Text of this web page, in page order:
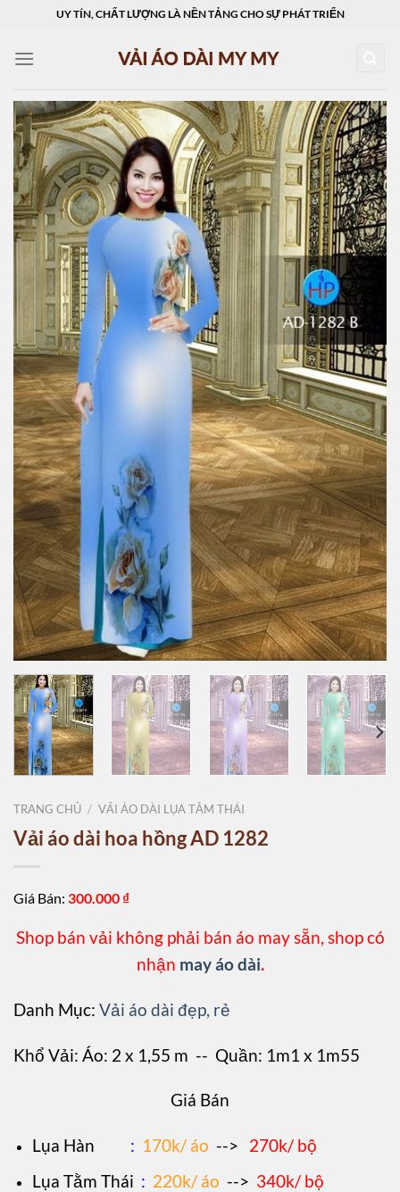
content
UY TÍN, CHẤT LƯỢNG LÀ NỀN TẢNG CHO SỰ PHÁT TRIỂN
TRANG CHỦ / VẢI ÁO DÀI LỤA TẰM THÁI
Vải áo dài hoa hồng AD 1282
Giá Bán: 300.000 ₫
Shop bán vải không phải bán áo may sẵn, shop có
nhận may áo dài.
Danh Mục: Vải áo dài đẹp, rẻ
Khổ Vải: Áo: 2 x 1,55 m -- Quần: 1m1 x 1m55
Giá Bán
Lụa Hàn : 170k/ áo --> 270k/ bộ
Lụa Tằm Thái : 220k/ áo --> 340k/ bộ